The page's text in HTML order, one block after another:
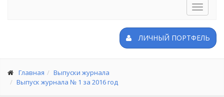
Toggle
ЛИЧНЫЙ ПОРТФЕЛЬ
Главная
Выпуски журнала
Выпуск журнала № 1 за 2016 год